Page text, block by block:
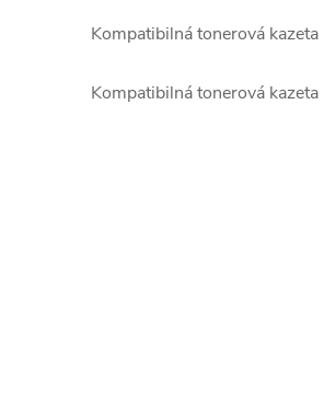
Kompatibilná tonerová
Kompatibilná tonerová